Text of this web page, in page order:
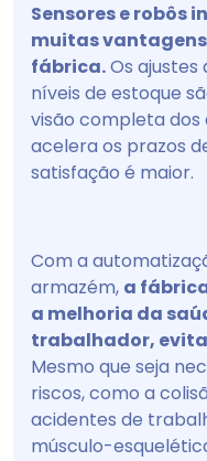
Sensores e robôs
muitas
fábrica.Os ajustes
níveis de estoque
visão completa dos
acelera os prazos
satisfação é maior.
Com a
armazém, a
a melhoria da
trabalhador,
Mesmo que seja
riscos, como a
acidentes de
músculo-